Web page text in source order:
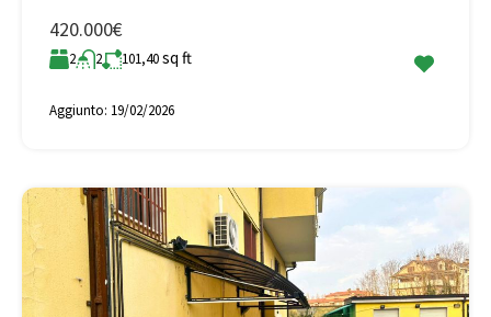
420.000€
2 2 101,40sq ft
Aggiunto: 19/02/2026